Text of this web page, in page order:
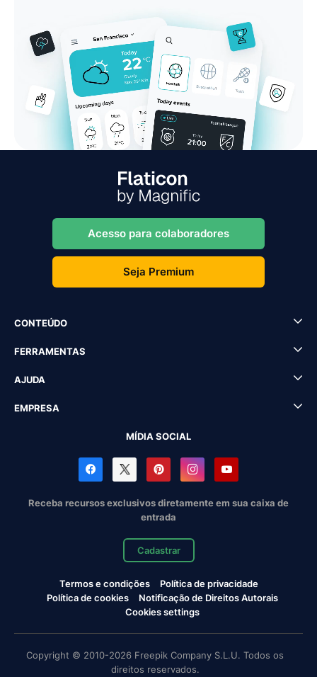
Acesso para colaboradores
Seja Premium
CONTEÚDO
FERRAMENTAS
AJUDA
EMPRESA
MÍDIA SOCIAL
Receba recursos exclusivos diretamente em sua caixa de
entrada
Cadastrar
Termos e condições
Política de privacidade
Política de cookies
Notificação de Direitos Autorais
Cookies settings
Copyright © 2010-2026 Freepik Company S.L.U. Todos os
direitos reservados.